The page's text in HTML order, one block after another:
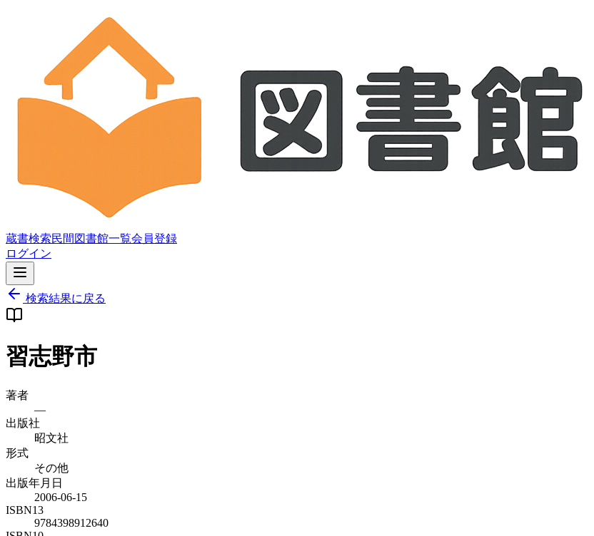
蔵書検索民間図書館一覧会員登録
ログイン
検索結果に戻る
習志野市
著者
—
出版社
昭文社
形式
その他
出版年月日
2006-06-15
ISBN13
9784398912640